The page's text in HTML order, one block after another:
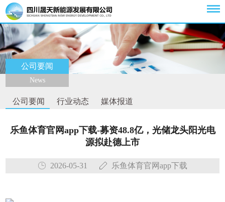
公司要闻
News
公司要闻 行业动态 媒体报道
乐鱼体育官网app下载-募资48.8亿，光储龙头阳光电
源拟赴德上市
2026-05-31 乐鱼体育官网app下载